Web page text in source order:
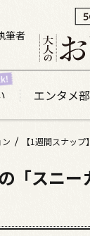
筆者
エンタメ部
【1週間スナッ
「スニ